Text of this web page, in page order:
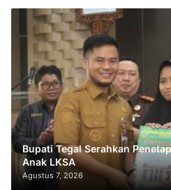
Bupati Tegal Serahkan
Anak LKSA
Agustus 7, 2026